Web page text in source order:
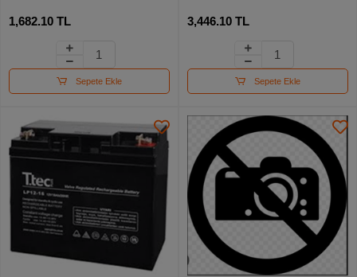
1,682.10 TL
Sepete Ekle
3,446.10 TL
Sepete Ekle